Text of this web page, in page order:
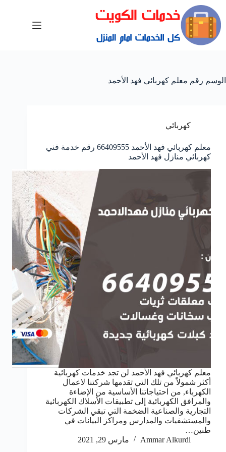
الوسم رقم معلم كهربائي فهد الأحمد
كهربائي
معلم كهربائي فهد الأحمد 66409555 رقم خدمة فني
كهربائي منازل فهد الأحمد
معلم كهربائي فهد الأحمد لن تجد خدمات كهربائية
أكثر شمولاً من تلك التي تقدمها شركتنا لاعمال
الكهرباء, من احتياجاتنا الأساسية من الإضاءة
والمرافق الكهربائية إلى تطبيقات الأسلاك الكهربائية
التجارية والصناعية الضخمة التي تبقي الشركات
والمستشفيات والمدارس ومراكز البيانات في
طنين…
Ammar Alkurdi
مارس 29, 2021